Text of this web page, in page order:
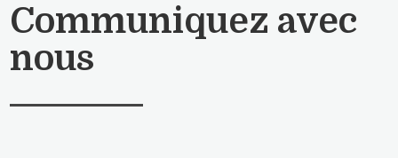
Communiquez avec
nous